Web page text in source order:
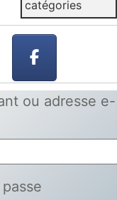
catégories
ou adresse e-